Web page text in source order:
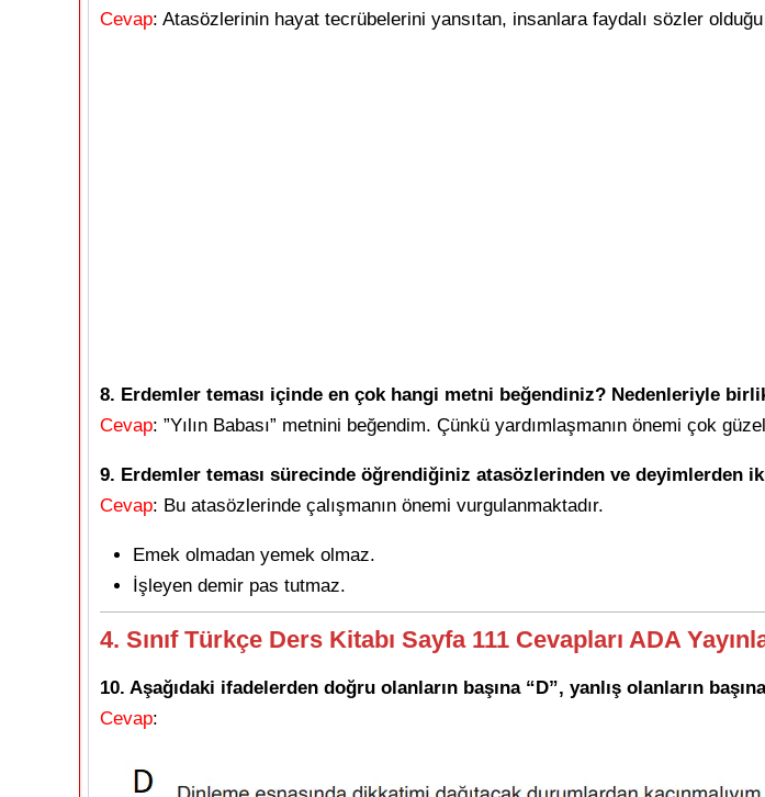
Cevap: Atasözlerinin hayat tecrübelerini yansıtan, insanlara faydalı sözler
8. Erdemler teması içinde en çok hangi metni beğendiniz? Nedenleriyle
Cevap: ”Yılın Babası” metnini beğendim. Çünkü yardımlaşmanın önemi çok
9. Erdemler teması sürecinde öğrendiğiniz atasözlerinden ve deyimlerden iki
Cevap: Bu atasözlerinde çalışmanın önemi vurgulanmaktadır.
Emek olmadan yemek olmaz.
İşleyen demir pas tutmaz.
4. Sınıf Türkçe Ders Kitabı Sayfa 111 Cevapları ADA
10. Aşağıdaki ifadelerden doğru olanların başına “D”, yanlış olanların başına
Cevap: